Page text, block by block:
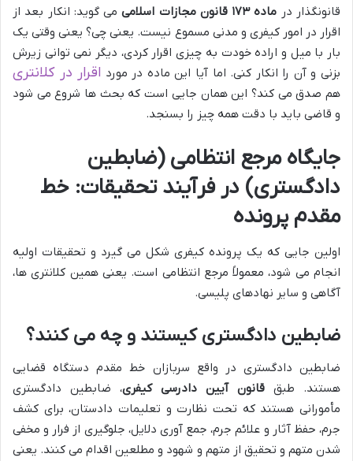
قانونگذار در ماده ۱۷۳ قانون مجازات اسلامی
می گوید: انکار بعد از
اقرار در امور کیفری و مدنی مسموع نیست. یعنی چی؟ یعنی وقتی یک
بار با میل و اراده خودت به چیزی اقرار کردی، دیگر نمی توانی زیرش
بزنی و آن را انکار کنی. اما آیا این ماده در مورد اقرار در کلانتری
هم صدق می کند؟ این همان جایی است که بحث ها شروع می شود
و قاضی باید با دقت همه چیز را بسنجد.
جایگاه مرجع انتظامی (ضابطین
دادگستری) در فرآیند تحقیقات: خط
مقدم پرونده
اولین جایی که یک پرونده کیفری شکل می گیرد و تحقیقات اولیه
انجام می شود، معمولاً مرجع انتظامی است. یعنی همین کلانتری ها،
آگاهی و سایر نهادهای پلیسی.
ضابطین دادگستری کیستند و چه می کنند؟
ضابطین دادگستری در واقع سربازان خط مقدم دستگاه قضایی
هستند. طبق قانون آیین دادرسی کیفری، ضابطین دادگستری
مأمورانی هستند که تحت نظارت و تعلیمات دادستان، برای کشف
جرم، حفظ آثار و علائم جرم، جمع آوری دلایل، جلوگیری از فرار و مخفی
شدن متهم و تحقیق از متهم و شهود و مطلعین اقدام می کنند. یعنی